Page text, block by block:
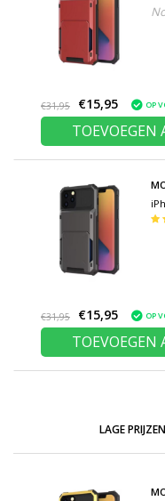
€31,95 €15,95 OP
TOEVOEGEN
€31,95 €15,95 OP
TOEVOEGEN
LAGE